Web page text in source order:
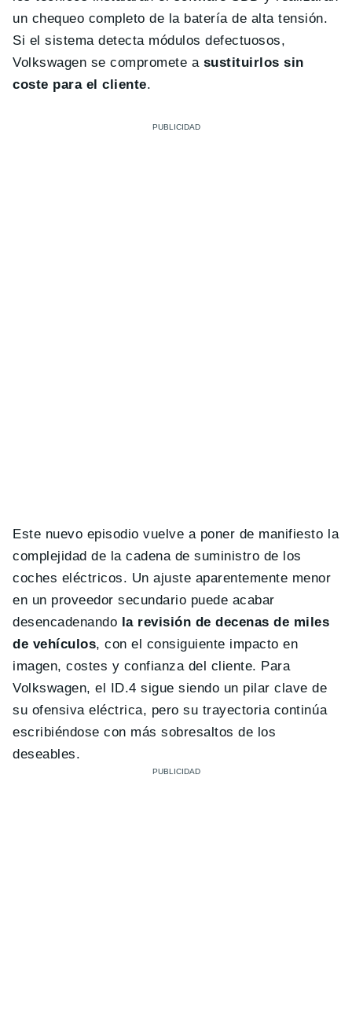
un chequeo completo de la batería de alta tensión.
Si el sistema detecta módulos defectuosos,
Volkswagen se compromete a sustituirlos sin
coste para el cliente.
Este nuevo episodio vuelve a poner de manifiesto la
complejidad de la cadena de suministro de los
coches eléctricos. Un ajuste aparentemente menor
en un proveedor secundario puede acabar
desencadenando la revisión de decenas de miles
de vehículos, con el consiguiente impacto en
imagen, costes y confianza del cliente. Para
Volkswagen, el ID.4 sigue siendo un pilar clave de
su ofensiva eléctrica, pero su trayectoria continúa
escribiéndose con más sobresaltos de los
deseables.